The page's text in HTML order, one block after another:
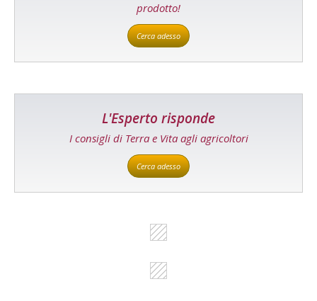
prodotto!
Cerca adesso
L'Esperto risponde
I consigli di Terra e Vita agli agricoltori
Cerca adesso